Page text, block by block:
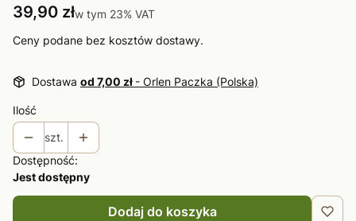
Cena
39,90 złw tym 23% VAT
w tym 23% VAT
Ceny podane bez kosztów dostawy.
Dostawa od 7,00 zł - Orlen Paczka (Polska)
Ilość
szt.
Dostępność:
Jest dostępny
Dodaj do koszyka